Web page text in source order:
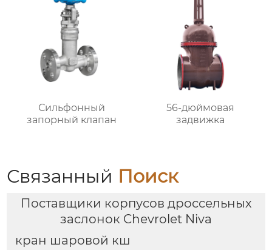
Сильфонный
запорный клапан
56-дюймовая
задвижка
Связанный Поиск
Поставщики корпусов дроссельных
заслонок Chevrolet Niva
кран шаровой кш